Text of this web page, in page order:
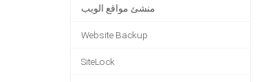
منشئ مواقع الويب
Website Backup
SiteLock